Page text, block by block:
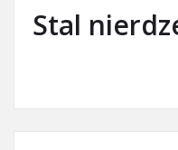
Stal